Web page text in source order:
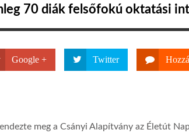
70 diák felsőfokú oktatási
Google + Twitter
meg a Csányi Alapítvány az Életút